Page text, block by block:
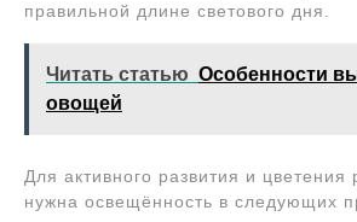
правильной длине светового дня.
Читать статью Особенности
овощей
Для активного развития и
нужна освещённость в следующих